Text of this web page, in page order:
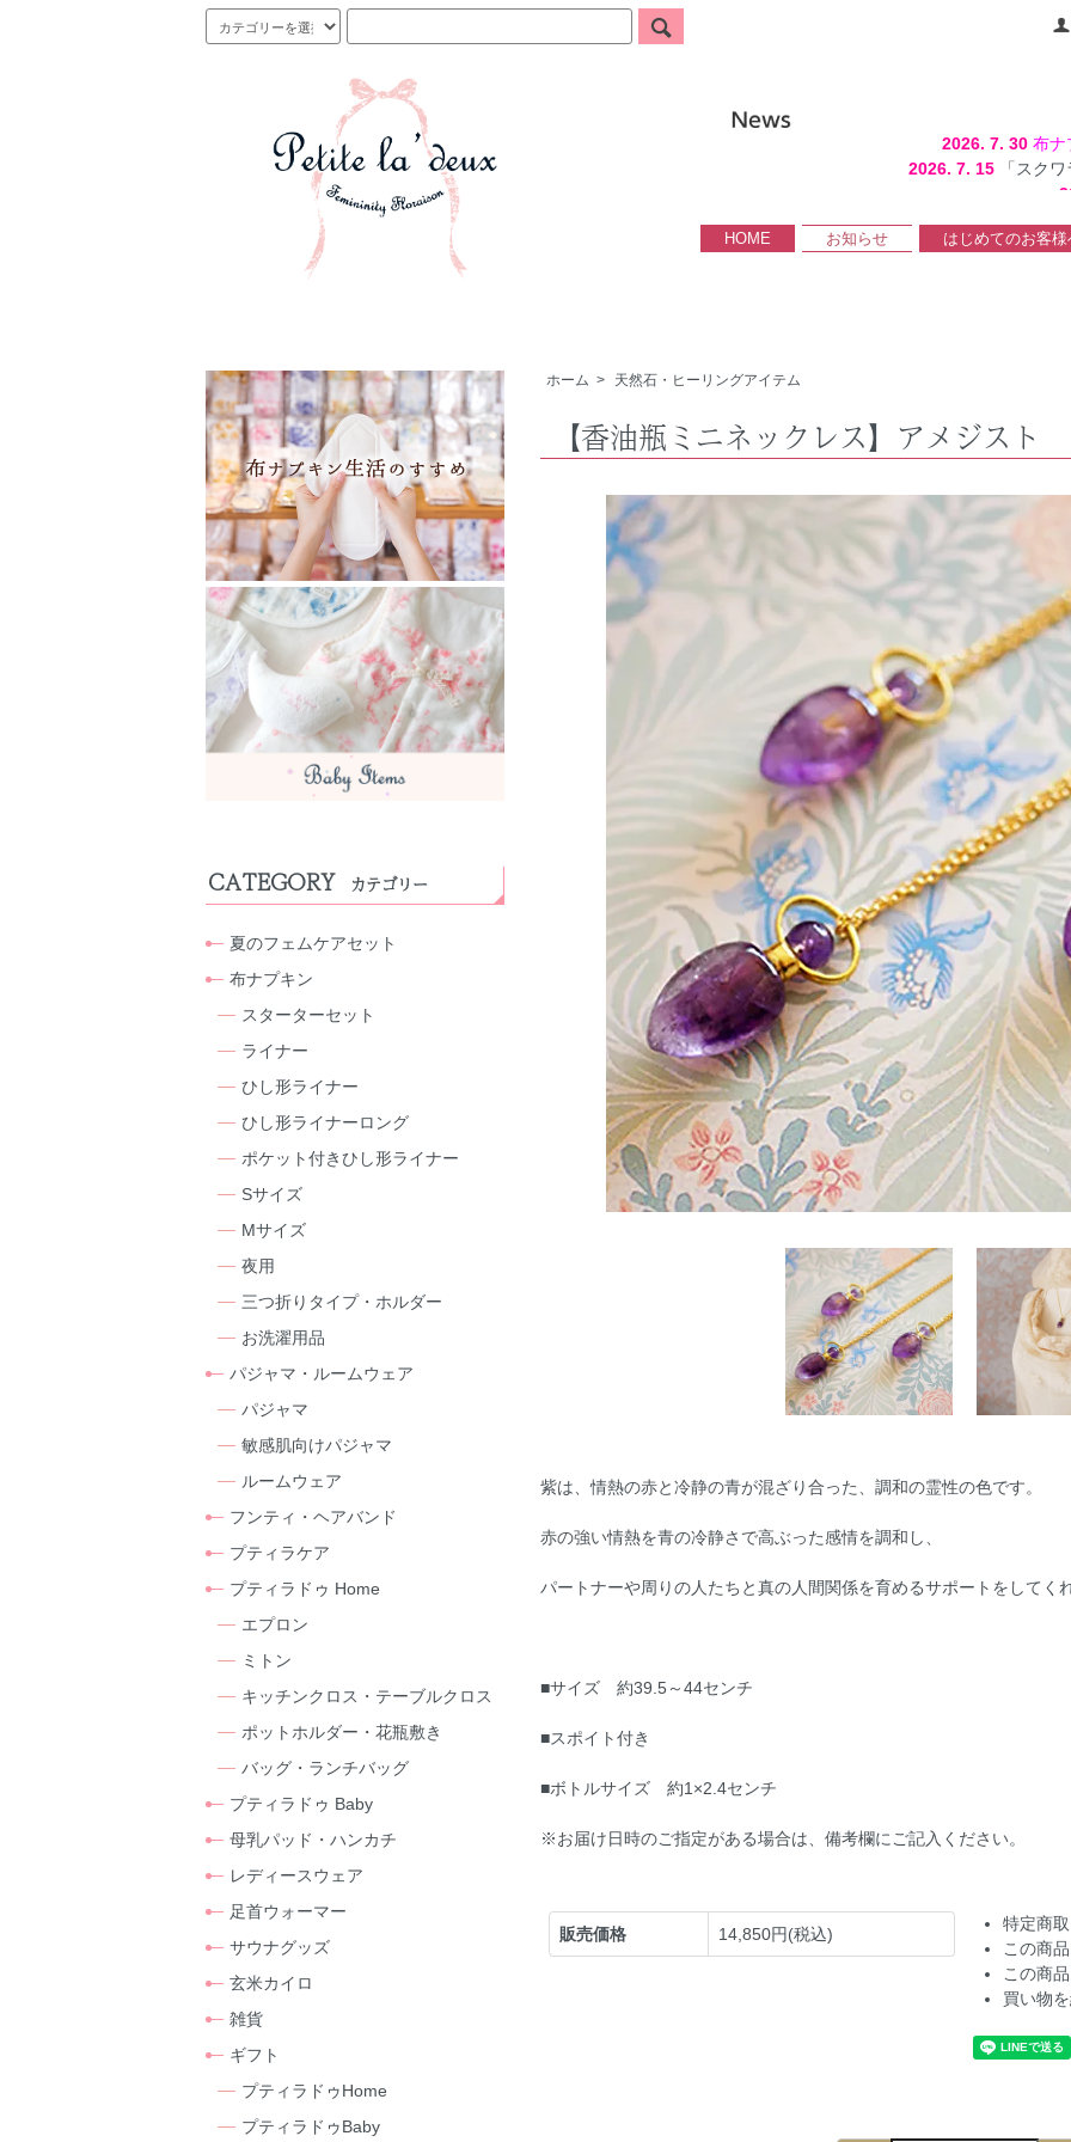
2026. 7. 30 布ナ
2026. 7. 15
「スク
HOME お知らせ はじめてのお客様
ホーム > 天然石・ヒーリングアイテム
【香油瓶ミニネックレス】アメジスト
紫は、情熱の赤と冷静の青が混ざり合った、調和の霊性の色です。
赤の強い情熱を青の冷静さで高ぶった感情を調和し、
パートナーや周りの人たちと真の人間関係を育めるサポートをしてく
■サイズ 約39.5～44センチ
■スポイト付き
■ボトルサイズ 約1×2.4センチ
※お届け日時のご指定がある場合は、備考欄にご記入ください。
販売価格 14,850円(税込)
特定商
この商
この商
買い物
CATEGORY カテゴリー
夏のフェムケアセット
布ナプキン
スターターセット
ライナー
ひし形ライナー
ひし形ライナーロング
ポケット付きひし形ライナー
Sサイズ
Mサイズ
夜用
三つ折りタイプ・ホルダー
お洗濯用品
パジャマ・ルームウェア
パジャマ
敏感肌向けパジャマ
ルームウェア
フンティ・ヘアバンド
プティラケア
プティラドゥ Home
エプロン
ミトン
キッチンクロス・テーブルクロス
ポットホルダー・花瓶敷き
バッグ・ランチバッグ
プティラドゥ Baby
母乳パッド・ハンカチ
レディースウェア
足首ウォーマー
サウナグッズ
玄米カイロ
雑貨
ギフト
プティラドゥHome
プティラドゥBaby